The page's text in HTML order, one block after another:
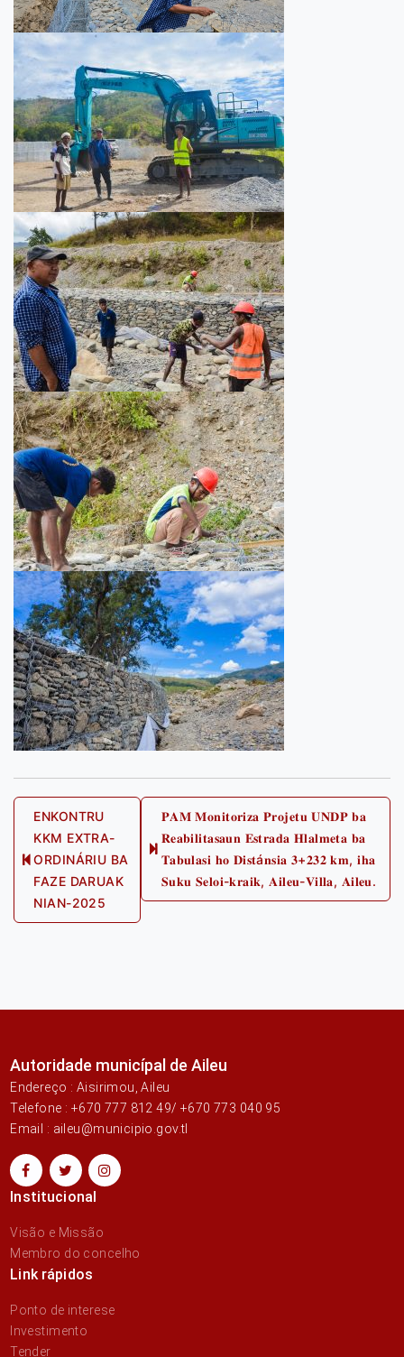
Post
navigation
Previous
post:
ENKONTRU
KKM EXTRA-
ORDINÁRIU BA
FAZE DARUAK
NIAN-2025
Next
post:
𝐏𝐀𝐌 𝐌𝐨𝐧𝐢𝐭𝐨𝐫𝐢𝐳𝐚 𝐏𝐫𝐨𝐣𝐞𝐭𝐮 𝐔𝐍𝐃𝐏 𝐛𝐚
𝐑𝐞𝐚𝐛𝐢𝐥𝐢𝐭𝐚𝐬𝐚𝐮𝐧 𝐄𝐬𝐭𝐫𝐚𝐝𝐚 𝐇𝐥𝐚𝐥𝐦𝐞𝐭𝐚 𝐛𝐚
𝐓𝐚𝐛𝐮𝐥𝐚𝐬𝐢 𝐡𝐨 𝐃𝐢𝐬𝐭á𝐧𝐬𝐢𝐚 𝟑+𝟐𝟑𝟐 𝐤𝐦, 𝐢𝐡𝐚
𝐒𝐮𝐤𝐮 𝐒𝐞𝐥𝐨𝐢-𝐤𝐫𝐚𝐢𝐤, 𝐀𝐢𝐥𝐞𝐮-𝐕𝐢𝐥𝐥𝐚, 𝐀𝐢𝐥𝐞𝐮.
Autoridade municípal de Aileu
Endereço : Aisirimou, Aileu
Telefone : +670 777 812 49/ +670 773 040 95
Email : aileu@municipio.gov.tl
Institucional
Visão e Missão
Membro do concelho
Link rápidos
Ponto de interese
Investimento
Tender